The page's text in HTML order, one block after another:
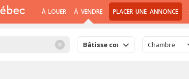
À LOUER À VENDRE PLACER UNE ANNONCE
✕ Bâtisse commercialeChambre